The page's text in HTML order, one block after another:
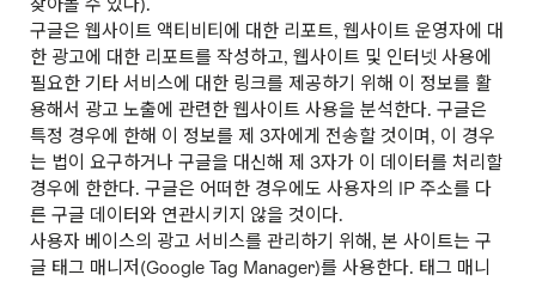
구글은 웹사이트 액티비티에 대한 리포트, 웹사이트 운영자에 대
한 광고에 대한 리포트를 작성하고, 웹사이트 및 인터넷 사용에
필요한 기타 서비스에 대한 링크를 제공하기 위해 이 정보를 활
용해서 광고 노출에 관련한 웹사이트 사용을 분석한다. 구글은
특정 경우에 한해 이 정보를 제 3자에게 전송할 것이며, 이 경우
는 법이 요구하거나 구글을 대신해 제 3자가 이 데이터를 처리할
경우에 한한다. 구글은 어떠한 경우에도 사용자의 IP 주소를 다
른 구글 데이터와 연관시키지 않을 것이다.
사용자 베이스의 광고 서비스를 관리하기 위해, 본 사이트는 구
글 태그 매니저(Google Tag Manager)를 사용한다. 태그 매니